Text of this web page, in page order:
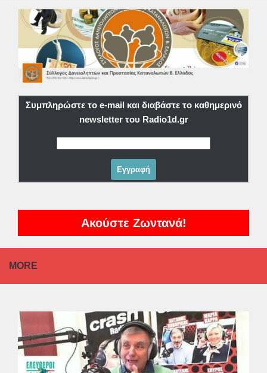
Συμπληρώστε το e-mail και διαβάστε το καθημερινό
newsletter του Radio1d.gr
Ακούστε Ζωντανά!
MORE